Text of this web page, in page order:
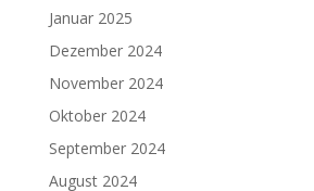
Januar 2025
Dezember 2024
November 2024
Oktober 2024
September 2024
August 2024